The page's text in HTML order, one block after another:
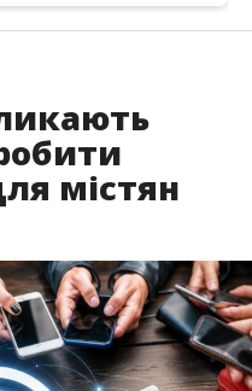
райцентр,
обстрілами росіян.
мобільного
закликають не